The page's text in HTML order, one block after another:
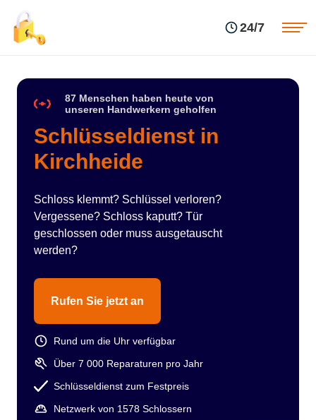
24/7
87 Menschen haben heute von
unseren Handwerkern geholfen
Schlüsseldienst in
Kirchheide
Schloss klemmt? Schlüssel verloren?
Vergessene? Schloss kaputt? Tür
geschlossen oder muss ausgetauscht
werden?
Rufen Sie jetzt an
Rund um die Uhr verfügbar
Über 7 000 Reparaturen pro Jahr
Schlüsseldienst zum Festpreis
Netzwerk von 1578 Schlossern